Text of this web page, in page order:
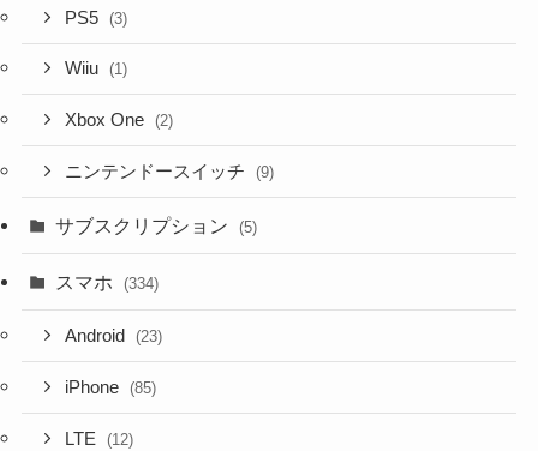
PS5 (3)
Wiiu (1)
Xbox One (2)
ニンテンドースイッチ (9)
サブスクリプション (5)
スマホ (334)
Android (23)
iPhone (85)
LTE (12)